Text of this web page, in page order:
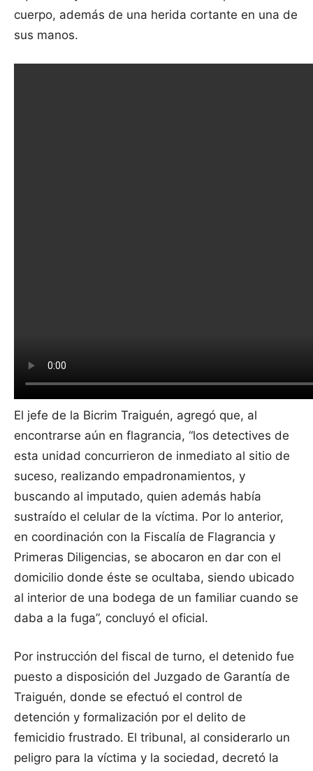
cuerpo, además de una herida cortante en una de
sus manos.
El jefe de la Bicrim Traiguén, agregó que, al
encontrarse aún en flagrancia, “los detectives de
esta unidad concurrieron de inmediato al sitio de
suceso, realizando empadronamientos, y
buscando al imputado, quien además había
sustraído el celular de la víctima. Por lo anterior,
en coordinación con la Fiscalía de Flagrancia y
Primeras Diligencias, se abocaron en dar con el
domicilio donde éste se ocultaba, siendo ubicado
al interior de una bodega de un familiar cuando se
daba a la fuga”, concluyó el oficial.
Por instrucción del fiscal de turno, el detenido fue
puesto a disposición del Juzgado de Garantía de
Traiguén, donde se efectuó el control de
detención y formalización por el delito de
femicidio frustrado. El tribunal, al considerarlo un
peligro para la víctima y la sociedad, decretó la